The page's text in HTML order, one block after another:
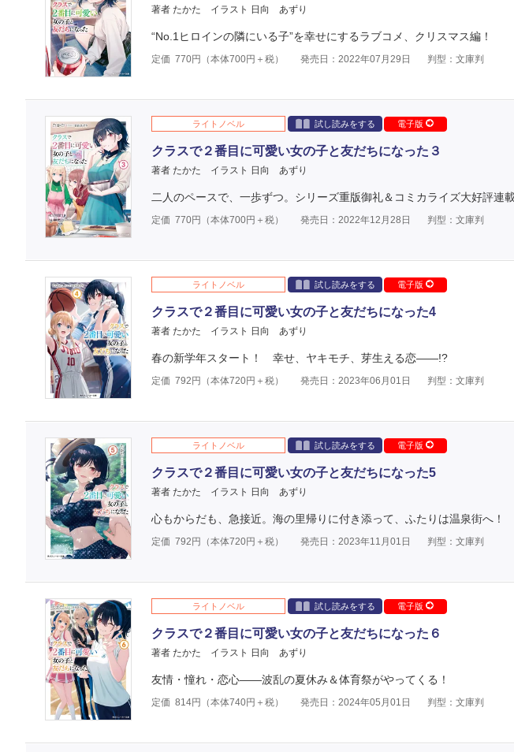
著者 たかた イラスト 日向 あずり
“No.1ヒロインの隣にいる子”を幸せにするラブコメ、クリスマス編！
定価 770円（本体700円＋税） 発売日：2022年07月29日 判型：文庫判
ライトノベル 試し読みをする 電子版
クラスで２番目に可愛い女の子と友だちになった３
著者 たかた イラスト 日向 あずり
二人のペースで、一歩ずつ。シリーズ重版御礼＆コミカライズ大好評連載
定価 770円（本体700円＋税） 発売日：2022年12月28日 判型：文庫判
ライトノベル 試し読みをする 電子版
クラスで２番目に可愛い女の子と友だちになった4
著者 たかた イラスト 日向 あずり
春の新学年スタート！ 幸せ、ヤキモチ、芽生える恋――!?
定価 792 円（本体720円＋税） 発売日：2023年06月01日 判型：文庫判
ライトノベル 試し読みをする 電子版
クラスで２番目に可愛い女の子と友だちになった5
著者 たかた イラスト 日向 あずり
心もからだも、急接近。海の里帰りに付き添って、ふたりは温泉街へ！
定価 792 円（本体720円＋税） 発売日：2023年11月01日 判型：文庫判
ライトノベル 試し読みをする 電子版
クラスで２番目に可愛い女の子と友だちになった６
著者 たかた イラスト 日向 あずり
友情・憧れ・恋心――波乱の夏休み＆体育祭がやってくる！
定価 814円（本体740円＋税） 発売日：2024年05月01日 判型：文庫判